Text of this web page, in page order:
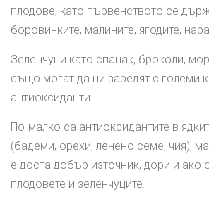
плодове, като първенството се
боровинките, малините, ягодите,
Зеленчуци като спанак, броколи,
също могат да ни заредят с големи
антиоксиданти.
По-малко са антиоксидантите в
(бадеми, орехи, ленено семе, чия),
е доста добър източник, дори и ако
плодовете и зеленчуците.